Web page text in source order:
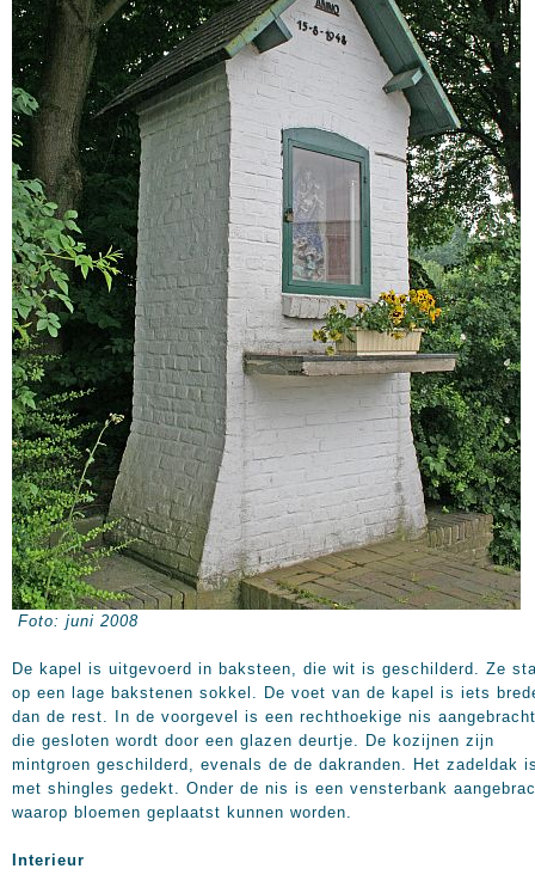
Foto: juni 2008
De kapel is uitgevoerd in baksteen, die wit is geschilderd. Ze
op een lage bakstenen sokkel. De voet van de kapel is iets
dan de rest. In de voorgevel is een rechthoekige nis
die gesloten wordt door een glazen deurtje. De kozijnen zijn
mintgroen geschilderd, evenals de de dakranden. Het zadeldak
met shingles gedekt. Onder de nis is een vensterbank
waarop bloemen geplaatst kunnen worden.
Interieur